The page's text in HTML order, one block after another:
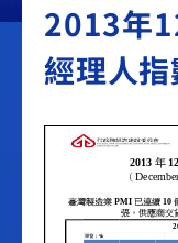
2013年
經理人